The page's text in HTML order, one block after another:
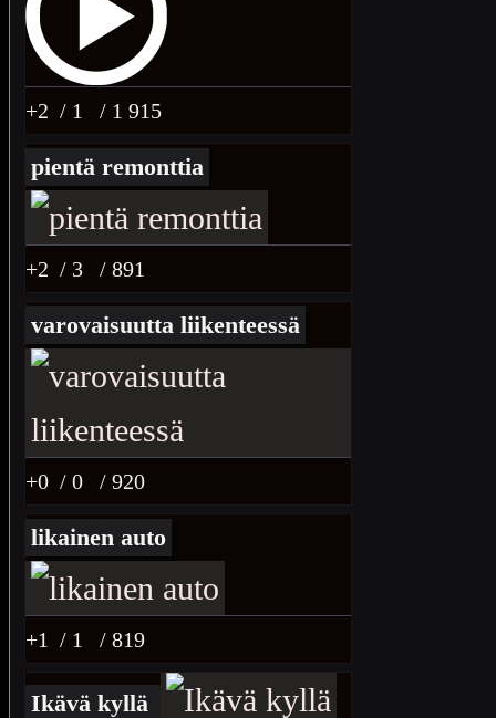
+2 / 1 / 1 915
pientä remonttia
+2 / 3 / 891
varovaisuutta liikenteessä
+0 / 0 / 920
likainen auto
+1 / 1 / 819
Ikävä kyllä